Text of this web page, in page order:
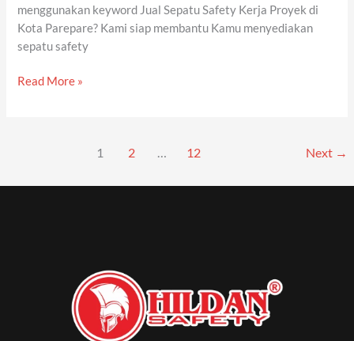
menggunakan keyword Jual Sepatu Safety Kerja Proyek di
Kota Parepare? Kami siap membantu Kamu menyediakan
sepatu safety
Read More »
1 2 … 12 Next →